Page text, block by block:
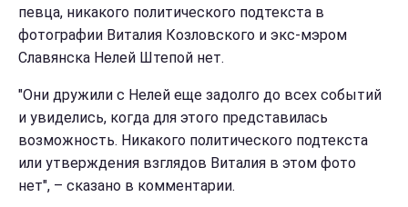
певца, никакого политического подтекста в
фотографии Виталия Козловского и экс-мэром
Славянска Нелей Штепой нет.
"Они дружили с Нелей еще задолго до всех событий
и увиделись, когда для этого представилась
возможность. Никакого политического подтекста
или утверждения взглядов Виталия в этом фото
нет", – сказано в комментарии.